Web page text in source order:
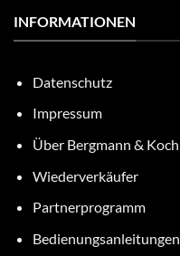
INFORMATIONEN
Datenschutz
Impressum
Über Bergmann & Koch
Wiederverkäufer
Partnerprogramm
Bedienungsanleitungen